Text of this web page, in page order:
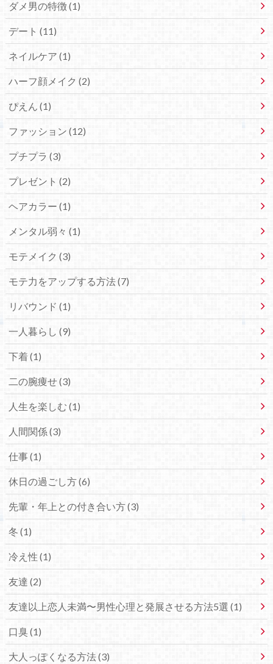
ダメ男の特徴 (1)
デート (11)
ネイルケア (1)
ハーフ顔メイク (2)
ぴえん (1)
ファッション (12)
プチプラ (3)
プレゼント (2)
ヘアカラー (1)
メンタル弱々 (1)
モテメイク (3)
モテ力をアップする方法 (7)
リバウンド (1)
一人暮らし (9)
下着 (1)
二の腕痩せ (3)
人生を楽しむ (1)
人間関係 (3)
仕事 (1)
休日の過ごし方 (6)
先輩・年上との付き合い方 (3)
冬 (1)
冷え性 (1)
友達 (2)
友達以上恋人未満〜男性心理と発展させる方法5選 (1)
口臭 (1)
大人っぽくなる方法 (3)